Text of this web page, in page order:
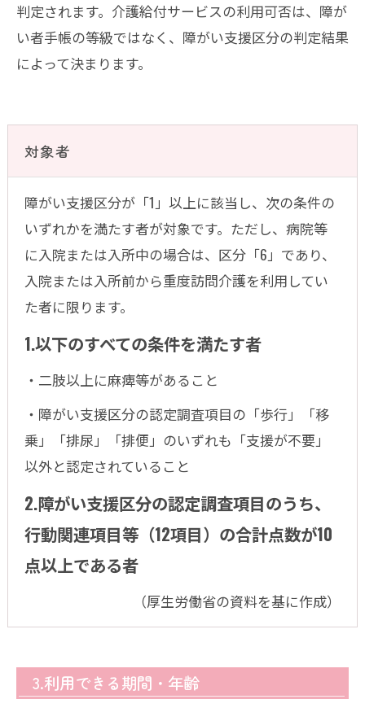
判定されます。介護給付サービスの利用可否は、障が
い者手帳の等級ではなく、障がい支援区分の判定結果
によって決まります。
対象者
障がい支援区分が「1」以上に該当し、次の条件の
いずれかを満たす者が対象です。ただし、病院等
に入院または入所中の場合は、区分「6」であり、
入院または入所前から重度訪問介護を利用してい
た者に限ります。
1.以下のすべての条件を満たす者
・二肢以上に麻痺等があること
・障がい支援区分の認定調査項目の「歩行」「移
乗」「排尿」「排便」のいずれも「支援が不要」
以外と認定されていること
2.障がい支援区分の認定調査項目のうち、
行動関連項目等（12項目）の合計点数が10
点以上である者
（厚生労働省の資料を基に作成）
3.利用できる期間・年齢